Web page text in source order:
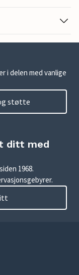
i delen med vanlige
støtte
ditt med
1968.